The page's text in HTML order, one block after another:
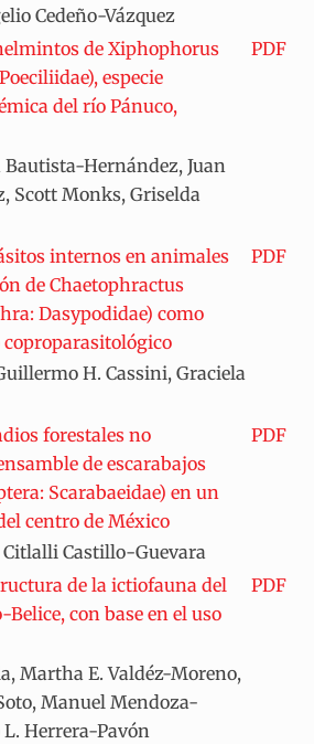
Cedeño-Vázquez
de Xiphophorus
especie
del río Pánuco,
PDF
Hernández, Juan
Scott Monks, Griselda
internos en animales
de Chaetophractus
Dasypodidae) como
coproparasitológico
PDF
H. Cassini, Graciela
forestales no
de escarabajos
Scarabaeidae) en un
centro de México
PDF
Castillo-Guevara
de la ictiofauna del
con base en el uso
PDF
Martha E. Valdéz-Moreno,
Manuel Mendoza-
Herrera-Pavón